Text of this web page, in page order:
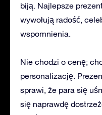
biją. Najlepsze
wywołują radość,
wspomnienia.
Nie chodzi o cenę;
personalizację.
sprawi, że para się
się naprawdę